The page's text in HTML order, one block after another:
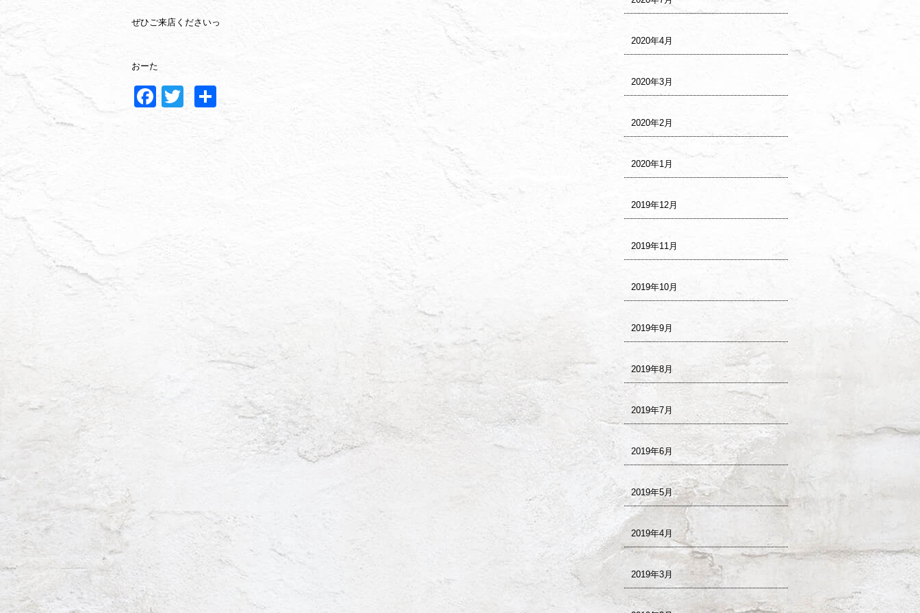
ぜひご来店くださいっ
おーた
Facebook
Twitter
有
2020年4月
2020年3月
2020年2月
2020年1月
2019年12月
2019年11月
2019年10月
2019年9月
2019年8月
2019年7月
2019年6月
2019年5月
2019年4月
2019年3月